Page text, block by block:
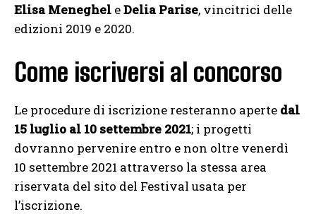
Elisa Meneghel eDelia Parise, vincitrici delle
edizioni 2019 e 2020.
Come iscriversi al concorso
Le procedure di iscrizione resteranno aperte dal
15 luglio al 10 settembre 2021; i progetti
dovranno pervenire entro e non oltre venerdì
10 settembre 2021 attraverso la stessa area
riservata del sito del Festival usata per
l’iscrizione.